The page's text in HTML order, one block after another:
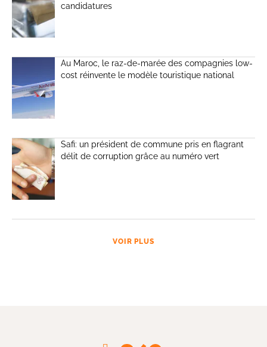
candidatures
Au Maroc, le raz-de-marée des compagnies low-
cost réinvente le modèle touristique national
Safi: un président de commune pris en flagrant
délit de corruption grâce au numéro vert
VOIR PLUS